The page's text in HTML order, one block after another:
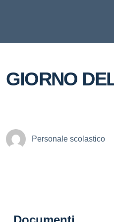
GIORNO
Personale scolastico